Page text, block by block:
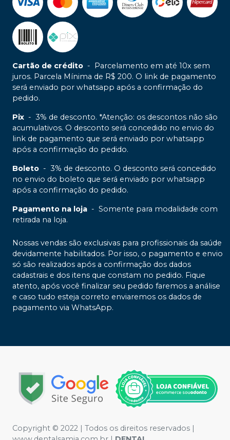
Cartão de crédito -
Parcelamento em até 10x sem
juros. Parcela Mínima de R$ 200. O link de pagamento
será enviado por whatsapp após a confirmação do
pedido.
Pix - 3% de desconto. *Atenção: os descontos não são
acumulativos. O desconto será concedido no envio do
link de pagamento que será enviado por whatsapp
após a confirmação do pedido.
Boleto - 3% de desconto. O desconto será concedido
no envio do boleto que será enviado por whatsapp
após a confirmação do pedido.
Pagamento na loja - Somente para modalidade com
retirada na loja.
Nossas vendas são exclusivas para profissionais da saúde
devidamente habilitados. Por isso, o pagamento e envio
só são realizados após a confirmação dos dados
cadastrais e dos itens que constam no pedido. Fique
atento, após você finalizar seu pedido faremos a análise
e caso tudo esteja correto enviaremos os dados de
pagamento via WhatsApp.
Copyright © 2022 | Todos os direitos reservados |